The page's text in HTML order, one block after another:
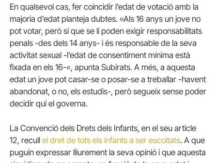
En qualsevol cas, fer coincidir l’edat de votació amb la
majoria d’edat planteja dubtes. «Als 16 anys un jove no
pot votar, però sí que se li poden exigir responsabilitats
penals -des dels 14 anys- i és responsable de la seva
activitat sexual -l’edat de consentiment mínima està
fixada en els 16-«, apunta Subirats. A més, a aquesta
edat un jove pot casar-se o posar-se a treballar -havent
abandonat, o no, els estudis-, però segueix sense poder
decidir qui el governa.
La Convenció dels Drets dels Infants, en el seu article
12, recull el dret de tots els infants a ser escoltats. A que
puguin expressar lliurement la seva opinió i que aquesta